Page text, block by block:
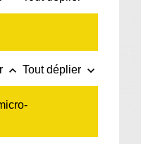
keyboard_arrow_up Tout déplier keyboard_arrow_down